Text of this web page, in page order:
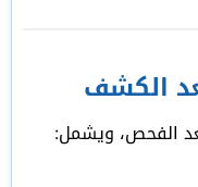
الكشف
الفحص، ويشمل: